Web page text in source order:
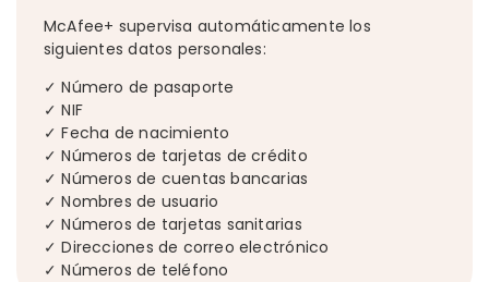
McAfee+ supervisa automáticamente los
siguientes datos personales:
✓ Número de pasaporte
✓ NIF
✓ Fecha de nacimiento
✓ Números de tarjetas de crédito
✓ Números de cuentas bancarias
✓ Nombres de usuario
✓ Números de tarjetas sanitarias
✓ Direcciones de correo electrónico
✓ Números de teléfono